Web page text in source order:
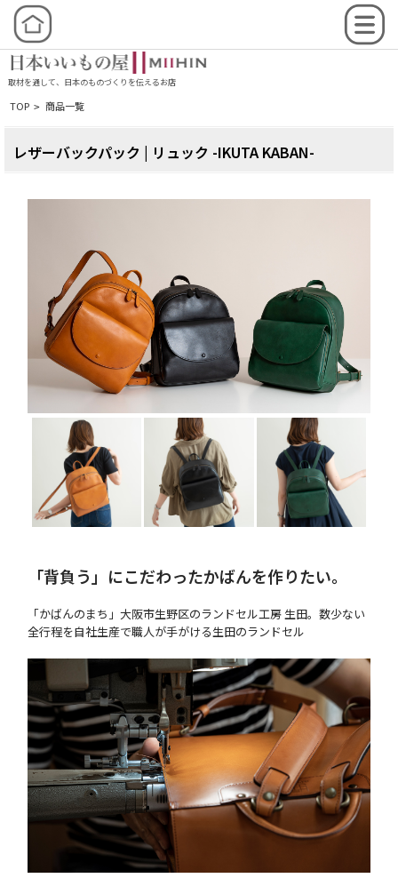
取材を通して、日本のものづくりを伝えるお店
TOP > 商品一覧
レザーバックパック | リュック -IKUTA KABAN-
「背負う」にこだわったかばんを作りたい。
「かばんのまち」大阪市生野区のランドセル工房 生田。数少ない
全行程を自社生産で職人が手がける生田のランドセル